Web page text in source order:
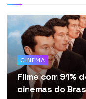
CINEMA
Filme com 91%
cinemas do